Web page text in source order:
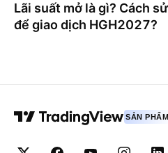
Lãi suất mở là gì? Cách
để giao dịch HGH2027?
SẢN